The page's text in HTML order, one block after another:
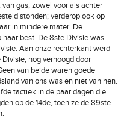
gas, zowel voor als achter
stonden; verderop ook op
in mindere mater. De
best. De 8ste Divisie was
Aan onze rechterkant werd
Divisie, nog verhoogd door
van beide waren goede
van ons was en niet van hen.
tactiek in de paar dagen die
op de 14de, toen ze de 89ste